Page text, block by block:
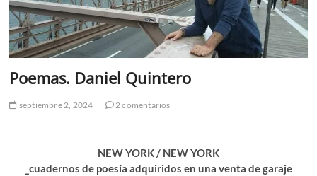
Poemas. Daniel Quintero
septiembre 2, 2024 2 comentarios
NEW YORK / NEW YORK
_cuadernos de poesía adquiridos en una venta de garaje